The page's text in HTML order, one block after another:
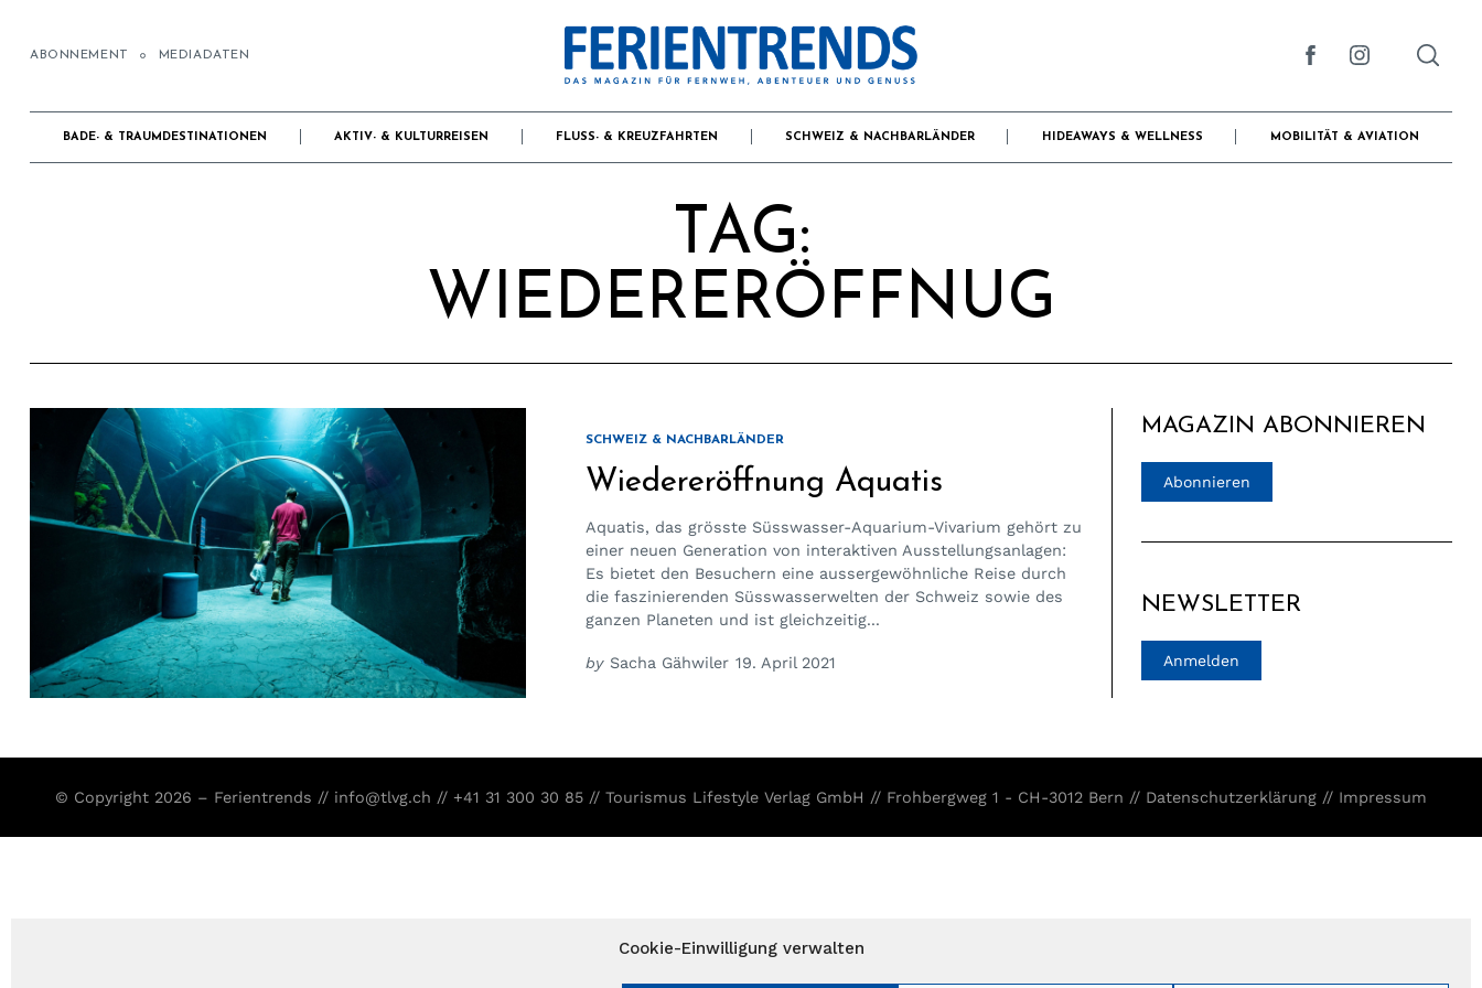
Cookie-Einwilligung verwalten
ABONNEMENT MEDIADATEN
BADE- & TRAUMDESTINATIONEN AKTIV- & KULTURREISEN FLUSS- & KREUZFAHRTEN SCHWEIZ & NACHBARLÄNDER HIDEAWAYS & WELLNESS MOBILITÄT & AVIATION
TAG:
WIEDERERÖFFNUG
SCHWEIZ & NACHBARLÄNDER
Wiedereröffnung Aquatis
Aquatis, das grösste Süsswasser-Aquarium-Vivarium gehört zu
einer neuen Generation von interaktiven Ausstellungsanlagen:
Es bietet den Besuchern eine aussergewöhnliche Reise durch
die faszinierenden Süsswasserwelten der Schweiz sowie des
ganzen Planeten und ist gleichzeitig...
by Sacha Gähwiler 19. April 2021
MAGAZIN ABONNIEREN
Abonnieren
NEWSLETTER
Anmelden
© Copyright 2026 – Ferientrends // info@tlvg.ch // +41 31 300 30 85 // Tourismus Lifestyle Verlag GmbH // Frohbergweg 1 - CH-3012 Bern // Datenschutzerklärung // Impressum